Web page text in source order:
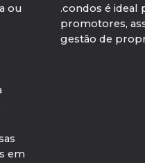
ou
em
.condos é ideal
promotores,
gestão de